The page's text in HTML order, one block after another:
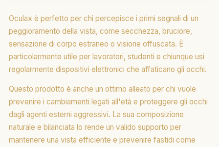
Oculax è perfetto per chi percepisce i primi segnali di un
peggioramento della vista, come secchezza, bruciore,
sensazione di corpo estraneo o visione offuscata. È
particolarmente utile per lavoratori, studenti e chiunque usi
regolarmente dispositivi elettronici che affaticano gli occhi.
Questo prodotto è anche un ottimo alleato per chi vuole
prevenire i cambiamenti legati all'età e proteggere gli occhi
dagli agenti esterni aggressivi. La sua composizione
naturale e bilanciata lo rende un valido supporto per
mantenere una vista efficiente e prevenire fastidi come